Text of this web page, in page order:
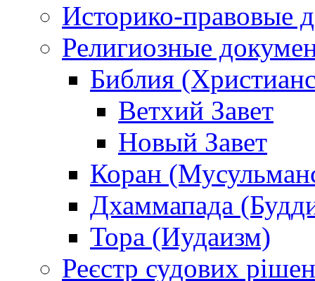
Историко-правовые
Религиозные
Библия
Ветхий Завет
Новый Завет
Коран
Дхаммапада
Тора (Иудаизм)
Реєстр судових